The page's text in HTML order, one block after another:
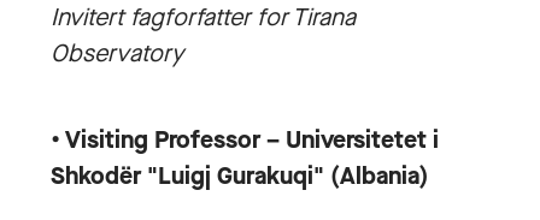
Invitert fagforfatter for Tirana
Observatory
• Visiting Professor – Universitetet i
Shkodër "Luigj Gurakuqi"​​​​​​​ (Albania)